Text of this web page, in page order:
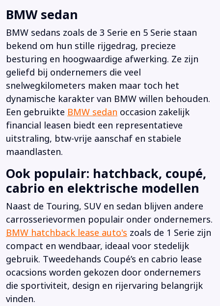
BMW sedan
BMW sedans zoals de 3 Serie en 5 Serie staan
bekend om hun stille rijgedrag, precieze
besturing en hoogwaardige afwerking. Ze zijn
geliefd bij ondernemers die veel
snelwegkilometers maken maar toch het
dynamische karakter van BMW willen behouden.
Een gebruikte BMW sedan occasion zakelijk
financial leasen biedt een representatieve
uitstraling, btw-vrije aanschaf en stabiele
maandlasten.
Ook populair: hatchback, coupé,
cabrio en elektrische modellen
Naast de Touring, SUV en sedan blijven andere
carrosserievormen populair onder ondernemers.
BMW hatchback lease auto's zoals de 1 Serie zijn
compact en wendbaar, ideaal voor stedelijk
gebruik. Tweedehands Coupé’s en cabrio lease
ocacsions worden gekozen door ondernemers
die sportiviteit, design en rijervaring belangrijk
vinden.